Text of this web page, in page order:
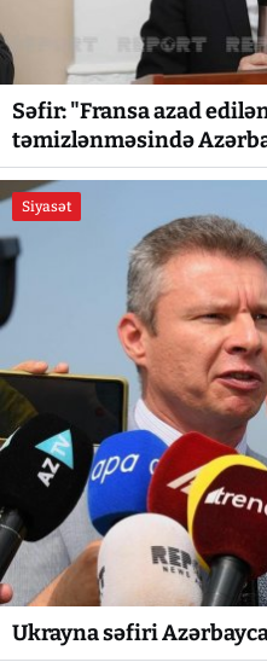
Səfir: "Fransa azad
təmizlənməsində
Siyasət
Ukrayna səfiri